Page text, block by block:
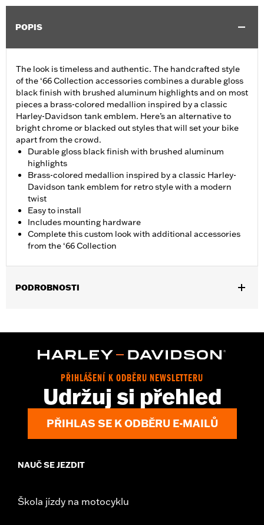
POPIS
The look is timeless and authentic. The handcrafted style
of the ‘66 Collection accessories combines a durable gloss
black finish with brushed aluminum highlights and on most
pieces a brass-colored medallion inspired by a classic
Harley-Davidson tank emblem. Here’s an alternative to
bright chrome or blacked out styles that will set your bike
apart from the crowd.
Durable gloss black finish with brushed aluminum
highlights
Brass-colored medallion inspired by a classic Harley-
Davidson tank emblem for retro style with a modern
twist
Easy to install
Includes mounting hardware
Complete this custom look with additional accessories
from the ‘66 Collection
PODROBNOSTI
Sold In Units:Each
Alternator Plug Cover, O-ring and installation
WARRANTY:,,,,,,,,,,,,,,,,,,,,,,,,,,,,,,,,,,,,,,,,,,,,,,,,,,,,,,,,,,,,,,,,,,,
PŘIHLÁŠENÍ K ODBĚRU NEWSLETTERU
Udržuj si přehled
PŘIHLAS SE K ODBĚRU E-MAILŮ
NAUČ SE JEZDIT
Škola jízdy na motocyklu